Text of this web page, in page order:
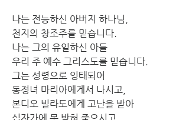
나는 전능하신 아버지 하나님,
천지의 창조주를 믿습니다.
나는 그의 유일하신 아들
우리 주 예수 그리스도를 믿습니다.
그는 성령으로 잉태되어
동정녀 마리아에게서 나시고,
본디오 빌라도에게 고난을 받아
십자가에 못 박혀 죽으시고,